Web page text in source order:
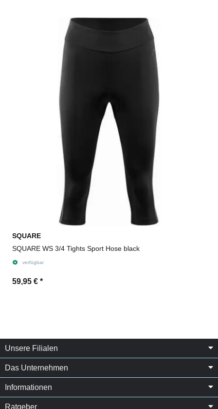
SQUARE
SQUARE WS 3/4 Tights Sport Hose black
verfügbar
59,95 € *
Unsere Filialen
Das Unternehmen
Informationen
Ratgeber